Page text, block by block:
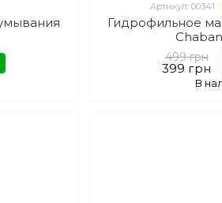
Артикул: 00341
Гидрофильное
499 грн
399 грн
В